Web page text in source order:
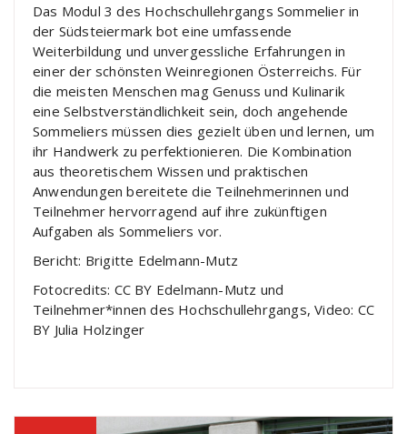
Das Modul 3 des Hochschullehrgangs Sommelier in
der Südsteiermark bot eine umfassende
Weiterbildung und unvergessliche Erfahrungen in
einer der schönsten Weinregionen Österreichs. Für
die meisten Menschen mag Genuss und Kulinarik
eine Selbstverständlichkeit sein, doch angehende
Sommeliers müssen dies gezielt üben und lernen, um
ihr Handwerk zu perfektionieren. Die Kombination
aus theoretischem Wissen und praktischen
Anwendungen bereitete die Teilnehmerinnen und
Teilnehmer hervorragend auf ihre zukünftigen
Aufgaben als Sommeliers vor.
Bericht: Brigitte Edelmann-Mutz
Fotocredits: CC BY Edelmann-Mutz und
Teilnehmer*innen des Hochschullehrgangs, Video: CC
BY Julia Holzinger